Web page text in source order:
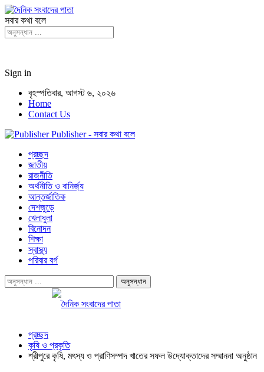
সবার কথা বলে
Sign in
বৃহস্পতিবার, আগস্ট ৬, ২০২৬
Home
Contact Us
Publisher - সবার কথা বলে
প্রচ্ছদ
জাতীয়
রাজনীতি
অর্থনীতি ও বানির্জ্য
আন্তর্জাতিক
দেশজুড়ে
খেলাধুলা
বিনোদন
শিক্ষা
স্বাস্থ্য
পরিবার বর্গ
প্রচ্ছদ
কৃষি ও প্রকৃতি
শ্রীপুরে কৃষি, মৎস্য ও প্রাণিসম্পদ খাতের সফল উদ্যোক্তাদের সম্মাননা অনুষ্ঠান